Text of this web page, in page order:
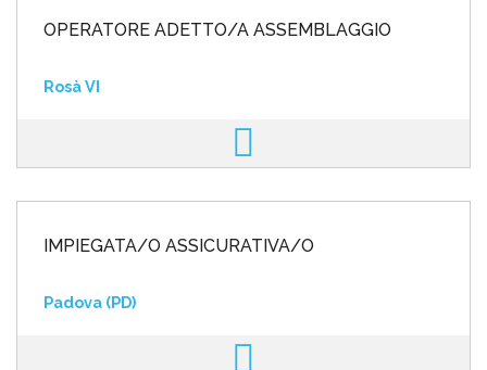
OPERATORE ADETTO/A ASSEMBLAGGIO
Rosà VI
IMPIEGATA/O ASSICURATIVA/O
Padova (PD)